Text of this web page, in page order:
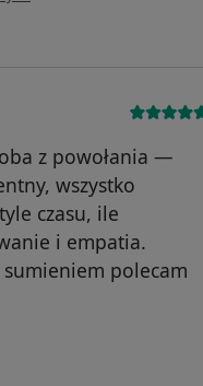
z powołania —
wszystko
czasu, ile
i empatia.
sumieniem polecam
OK